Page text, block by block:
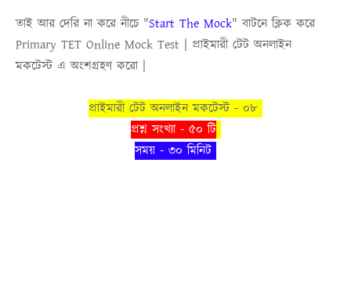
তাই আর দেরি না করে নীচে"Start The Mock" বাটনে ক্লিক করে
Primary TET Online Mock Test
প্রাইমারী টেট অনলাইন
মকটেস্ট এ অংশগ্রহণ করো |
প্রাইমারী টেট অনলাইন মকটেস্ট - ০৮
প্রশ্ন সংখ্যা - ৫০ টি
সময় - ৩০ মিনিট